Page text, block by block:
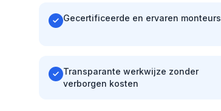
Gecertificeerde en ervaren monteurs
Transparante werkwijze zonder
verborgen kosten